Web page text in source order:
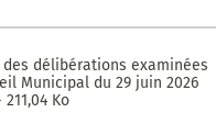
des délibérations examinées
Municipal du 29 juin 2026
211,04 Ko